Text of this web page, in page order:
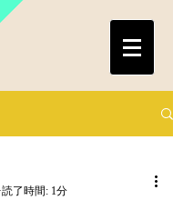
読了時間: 1分